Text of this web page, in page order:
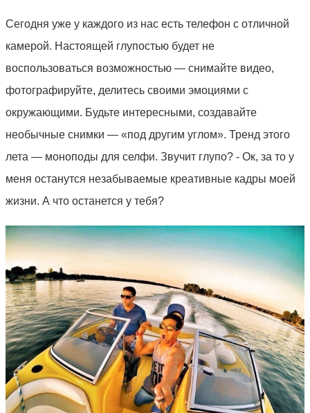
Сегодня уже у каждого из нас есть телефон с отличной
камерой. Настоящей глупостью будет не
воспользоваться возможностью — снимайте видео,
фотографируйте, делитесь своими эмоциями с
окружающими. Будьте интересными, создавайте
необычные снимки — «под другим углом». Тренд этого
лета — моноподы для селфи. Звучит глупо? - Ок, за то у
меня останутся незабываемые креативные кадры моей
жизни. А что останется у тебя?